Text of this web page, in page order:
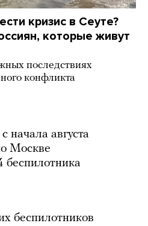
кризис в Сеуте?
которые живут
последствиях
конфликта
начала августа
Москве
беспилотников